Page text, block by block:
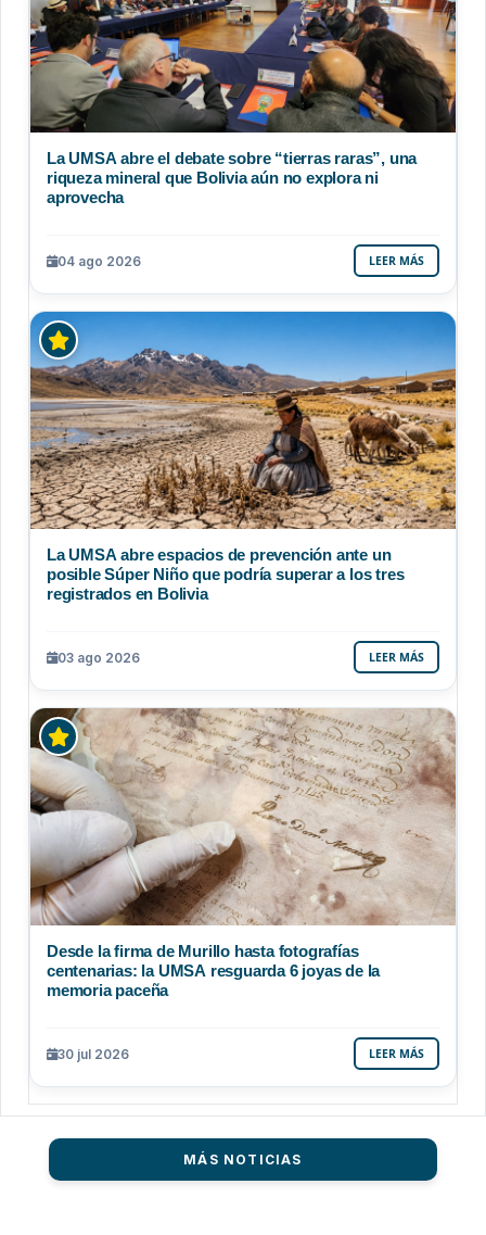
La UMSA abre el debate sobre “tierras raras”, una
riqueza mineral que Bolivia aún no explora ni
aprovecha
04 ago 2026 LEER MÁS
La UMSA abre espacios de prevención ante un
posible Súper Niño que podría superar a los tres
registrados en Bolivia
03 ago 2026 LEER MÁS
Desde la firma de Murillo hasta fotografías
centenarias: la UMSA resguarda 6 joyas de la
memoria paceña
30 jul 2026 LEER MÁS
MÁS NOTICIAS